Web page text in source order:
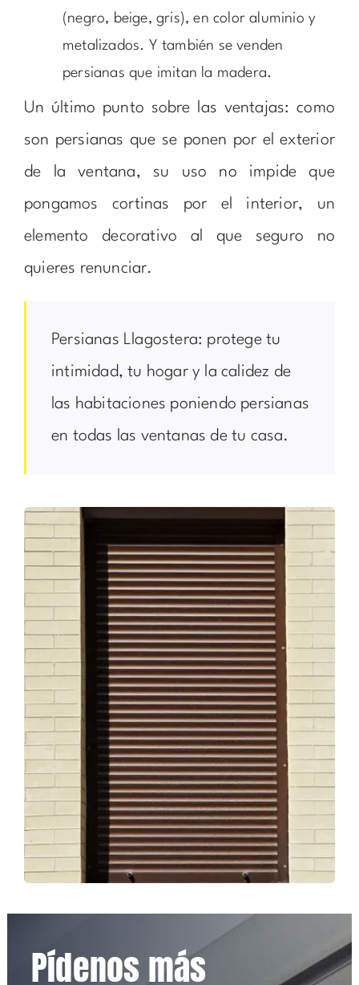
(negro, beige, gris), en color aluminio y
metalizados. Y también se venden
persianas que imitan la madera.
Un último punto sobre las ventajas: como
son persianas que se ponen por el exterior
de la ventana, su uso no impide que
pongamos cortinas por el interior, un
elemento decorativo al que seguro no
quieres renunciar.
Persianas Llagostera: protege tu
intimidad, tu hogar y la calidez de
las habitaciones poniendo persianas
en todas las ventanas de tu casa.
Pídenos más